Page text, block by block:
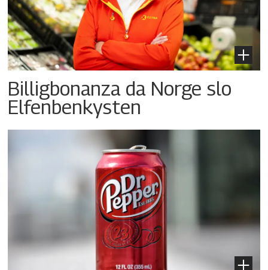
Billigbonanza da Norge slo
Elfenbenkysten